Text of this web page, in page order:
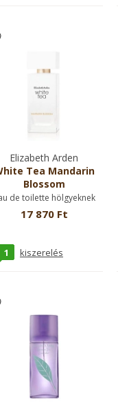
Elizabeth Arden
Tea Mandarin
Blossom
de toilette hölgyeknek
17 870 Ft
1 kiszerelés